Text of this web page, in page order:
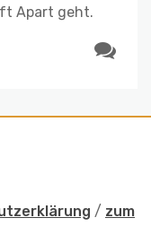
Apart geht.
/ zum